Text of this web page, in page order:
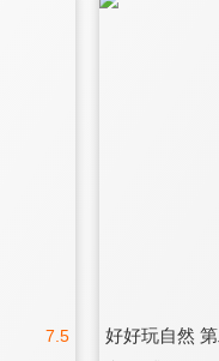
7.5 好好玩自然